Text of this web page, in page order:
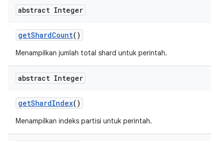
abstract Integer
getShardCount()
Menampilkan jumlah total shard untuk perintah.
abstract Integer
getShardIndex()
Menampilkan indeks partisi untuk perintah.